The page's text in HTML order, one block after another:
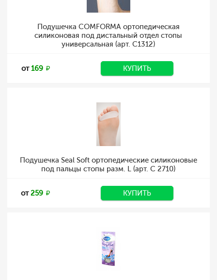
Подушечка COMFORMA ортопедическая
силиконовая под дистальный отдел стопы
универсальная (арт. C1312)
от169 КУПИТЬ
Подушечка Seal Soft ортопедические силиконовые
под пальцы стопы разм. L (арт. C 2710)
от259 КУПИТЬ